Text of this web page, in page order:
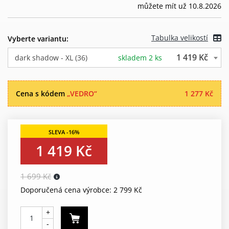
můžete mít už 10.8.2026
Vyberte variantu: Tabulka velikostí
dark shadow - XL (36) skladem 2 ks 1 419 Kč
1 277 Kč
Cena s kódem „VEDRO“
1 419 Kč
1 699 Kč
Doporučená cena výrobce: 2 799 Kč
+
-